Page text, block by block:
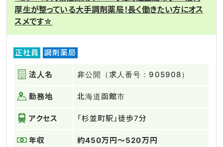
厚生が整っている大手調剤薬局！長く働きたい方にオス
スメです☆
正社員 調剤薬局
法人名 非公開（求人番号：905908）
勤務地 北海道函館市
アクセス 「杉並町駅」徒歩7分
年収 約450万円～520万円